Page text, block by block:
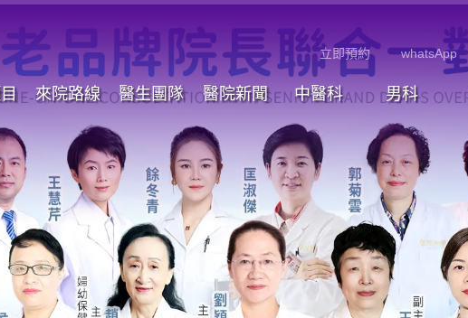
立即預約 whatsApp
來院路線 醫生團隊 醫院新聞 中醫科 男科